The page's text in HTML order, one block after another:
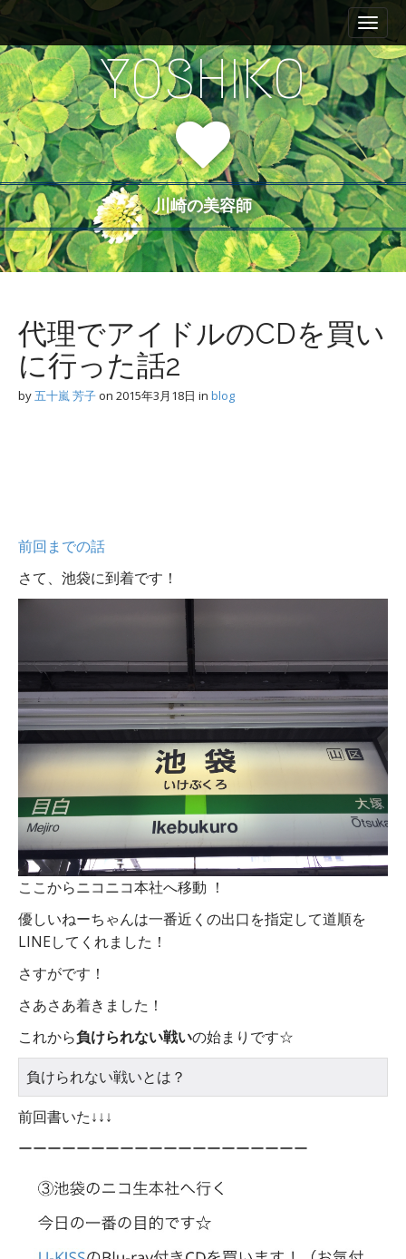
M
i
n
m
e
n
u
S
i
p
t
o
c
o
n
t
e
n
t
YOSHIKO
川崎の美容師
代理でアイドルのCDを買い
に行った話2
by五十嵐 芳子on 2015年3月18日 in blog
前回までの話
さて、池袋に到着です！
ここからニコニコ本社へ移動 ！
優しいねーちゃんは一番近くの出口を指定して道順を
LINEしてくれました！
さすがです！
さあさあ着きました！
これから負けられない戦いの始まりです☆
負けられない戦いとは？
前回書いた↓↓↓
ーーーーーーーーーーーーーーーーーーーー